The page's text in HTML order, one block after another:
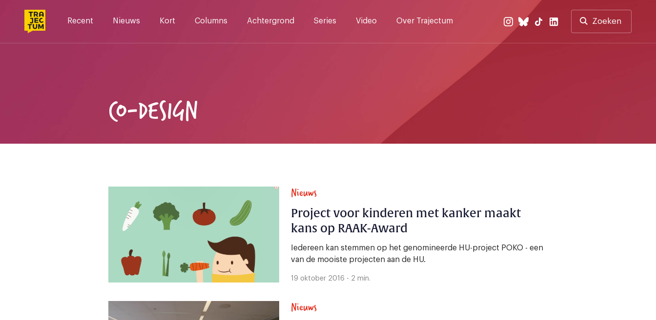
Recent Nieuws Kort Columns Achtergrond Series Video Over Trajectum Zoeken
CO-DESIGN
Nieuws
Project voor kinderen met kanker maakt
kans op RAAK-Award
Iedereen kan stemmen op het genomineerde HU-project POKO - een
van de mooiste projecten aan de HU.
19 oktober 2016 - 2 min.
Nieuws